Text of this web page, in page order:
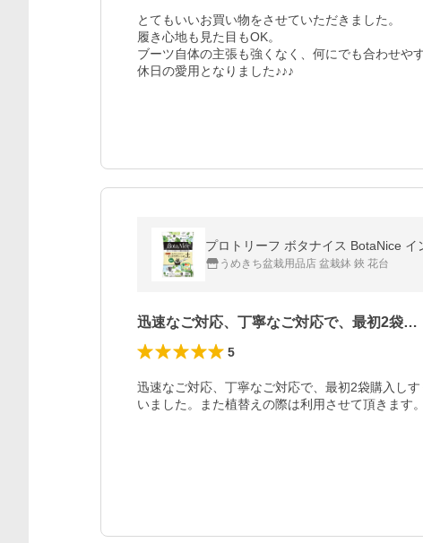
とてもいいお買い物をさせていただきました。
履き心地も見た目もOK。
ブーツ自体の主張も強くなく、何にでも合わせや
休日の愛用となりました♪♪♪
プロトリーフ ボタナイス BotaNice
うめきち盆栽用品店 盆栽鉢 鋏 花台
迅速なご対応、丁寧なご対応で、最初2袋…
5
迅速なご対応、丁寧なご対応で、最初2袋購入し
いました。また植替えの際は利用させて頂きます。